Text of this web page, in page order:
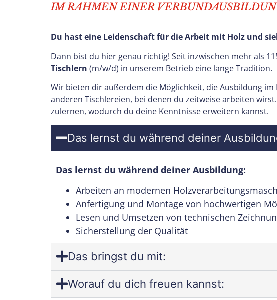
IM RAHMEN EINER
Du hast eine Leidenschaft für die Arbeit mit Holz und
Dann bist du hier genau richtig! Seit inzwischen mehr als
Tischlern (m/w/d) in unserem Betrieb eine lange Tradition.
Wir bieten dir außerdem die Möglichkeit, die Ausbildung
anderen Tischlereien, bei denen du zeitweise arbeiten
zulernen, wodurch du deine Kenntnisse erweitern kannst.
Das lernst du während deiner
Das lernst du während deiner Ausbildung:
Arbeiten an modernen
Anfertigung und Montage von hochwertigen
Lesen und Umsetzen von technischen
Sicherstellung der Qualität
Das bringst du mit:
Worauf du dich freuen kannst: